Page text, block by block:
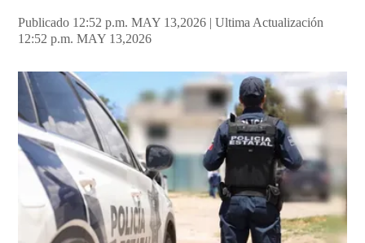
Publicado 12:52 p.m. MAY 13,2026 | Ultima Actualización
12:52 p.m. MAY 13,2026